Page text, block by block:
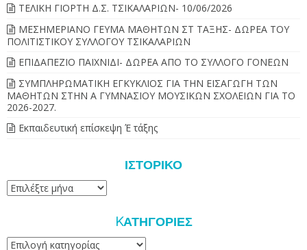
ΤΕΛΙΚΗ ΓΙΟΡΤΗ Δ.Σ. ΤΣΙΚΑΛΑΡΙΩΝ- 10/06/2026
ΜΕΣΗΜΕΡΙΑΝΟ ΓΕΥΜΑ ΜΑΘΗΤΩΝ ΣΤ ΤΑΞΗΣ- ΔΩΡΕΑ ΤΟΥ
ΠΟΛΙΤΙΣΤΙΚΟΥ ΣΥΛΛΟΓΟΥ ΤΣΙΚΑΛΑΡΙΩΝ
ΕΠΙΔΑΠΕΖΙΟ ΠΑΙΧΝΙΔΙ- ΔΩΡΕΑ ΑΠΟ ΤΟ ΣΥΛΛΟΓΟ ΓΟΝΕΩΝ
ΣΥΜΠΛΗΡΩΜΑΤΙΚΗ ΕΓΚΥΚΛΙΟΣ ΓΙΑ ΤΗΝ ΕΙΣΑΓΩΓΗ ΤΩΝ
ΜΑΘΗΤΩΝ ΣΤΗΝ Α ΓΥΜΝΑΣΙΟΥ ΜΟΥΣΙΚΩΝ ΣΧΟΛΕΙΩΝ ΓΙΑ ΤΟ
2026-2027.
Εκπαιδευτική επίσκεψη Έ τάξης
ΙΣΤΟΡΙΚΌ
Ιστορικό
KΑΤΗΓΟΡΊΕΣ
Kατηγορίες